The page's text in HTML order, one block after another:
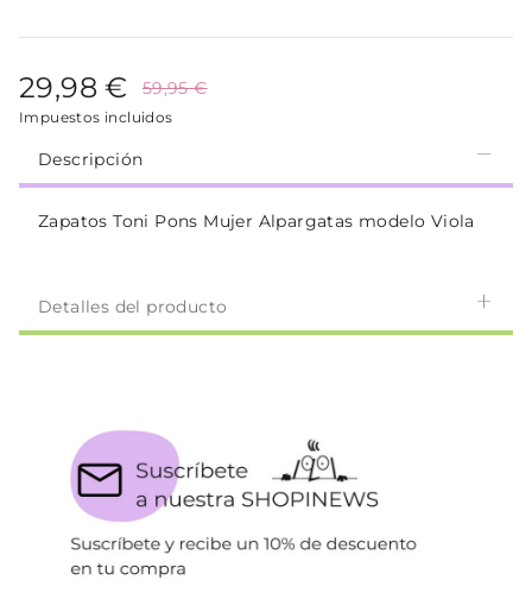
29,98 € 59,95 €
Impuestos incluidos
Descripción
Zapatos Toni Pons Mujer Alpargatas modelo Viola
Detalles del producto